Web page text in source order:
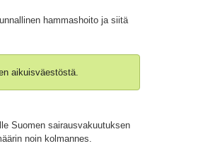
hammashoito ja siitä
aikuisväestöstä.
Suomen sairausvakuutuksen
noin kolmannes.